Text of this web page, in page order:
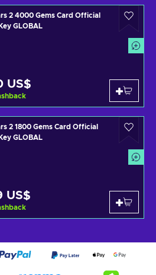
2 4000 Gems Card Official
GLOBAL
US$
2 1800 Gems Card Official
GLOBAL
US$